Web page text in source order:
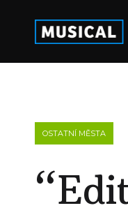
OSTATNÍ MĚSTA